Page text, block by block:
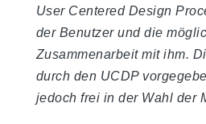
User Centered Design
der Benutzer und die
Zusammenarbeit mit ihm.
durch den UCDP
jedoch frei in der Wahl der